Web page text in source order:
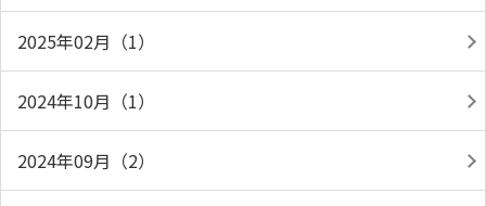
2025年02月（1）
2024年10月（1）
2024年09月（2）